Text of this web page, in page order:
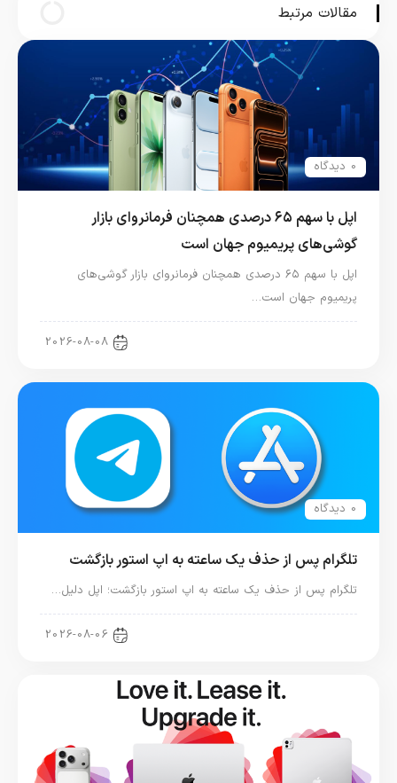
مقالات مرتبط
0 دیدگاه
اپل با سهم ۶۵ درصدی همچنان فرمانروای بازار
گوشی‌های پریمیوم جهان است
اپل با سهم ۶۵ درصدی همچنان فرمانروای بازار گوشی‌های
پریمیوم جهان است…
2026-08-08
0 دیدگاه
تلگرام پس از حذف یک ساعته به اپ استور بازگشت
تلگرام پس از حذف یک ساعته به اپ استور بازگشت؛ اپل دلیل…
2026-08-06